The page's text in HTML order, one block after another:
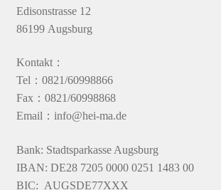
Edisonstrasse 12
86199 Augsburg
Kontakt：
Tel：0821/60998866
Fax：0821/60998868
Email：info@hei-ma.de
Bank: Stadtsparkasse Augsburg
IBAN: DE28 7205 0000 0251 1483 00
BIC: AUGSDE77XXX